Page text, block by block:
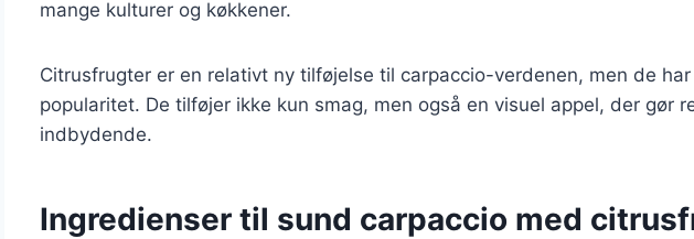
mange kulturer og køkkener.
Citrusfrugter er en relativt ny tilføjelse til carpaccio-verdenen, men de
popularitet. De tilføjer ikke kun smag, men også en visuel appel, der gør
indbydende.
Ingredienser til sund carpaccio med